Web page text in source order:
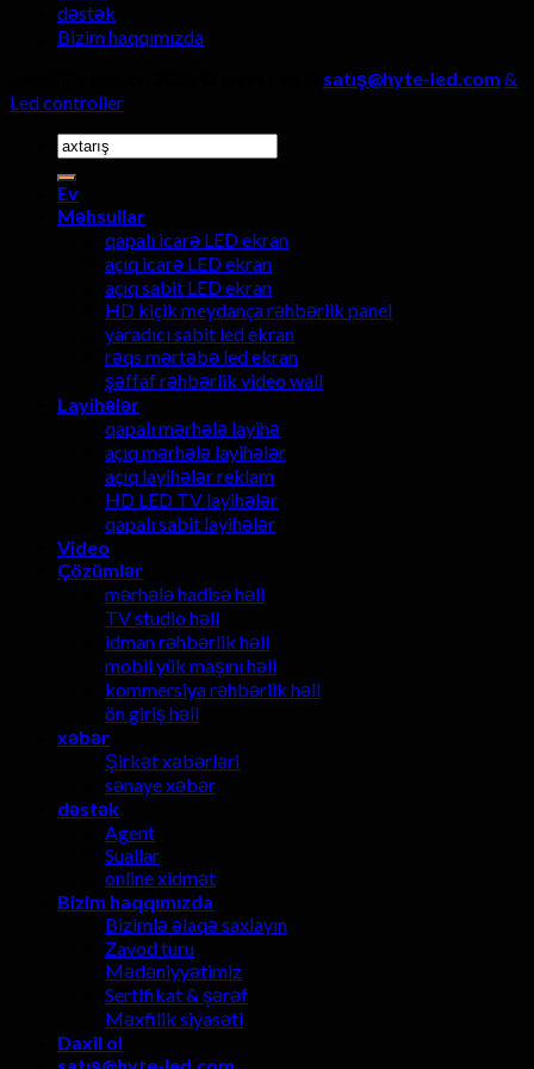
dəstək
Bizim haqqımızda
satış@hyte-led.com &
Led controller
Axtarmaq:
Ev
Məhsullar
qapalı icarə LED ekran
açıq icarə LED ekran
açıq sabit LED ekran
HD kiçik meydança rəhbərlik panel
yaradıcı sabit led ekran
rəqs mərtəbə led ekran
şəffaf rəhbərlik video wall
Layihələr
qapalı mərhələ layihə
açıq mərhələ layihələr
açıq layihələr reklam
HD LED TV layihələr
qapalı sabit layihələr
Video
Çözümlər
mərhələ hadisə həll
TV studio həll
idman rəhbərlik həll
mobil yük maşını həll
kommersiya rəhbərlik həll
ön giriş həll
xəbər
Şirkət xəbərləri
sənaye xəbər
dəstək
Agent
Suallar
online xidmət
Bizim haqqımızda
Bizimlə əlaqə saxlayın
Zavod turu
Mədəniyyətimiz
Sertifikat & şərəf
Məxfilik siyasəti
Daxil ol